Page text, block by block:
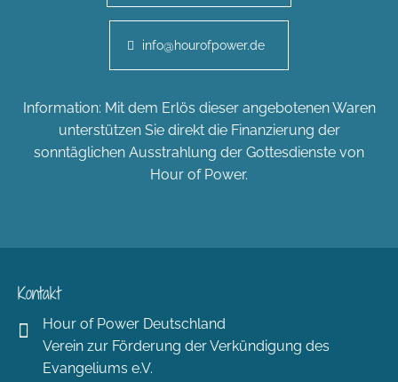
info@hourofpower.de
Information: Mit dem Erlös dieser angebotenen Waren
unterstützen Sie direkt die Finanzierung der
sonntäglichen Ausstrahlung der Gottesdienste von
Hour of Power.
Kontakt
Hour of Power Deutschland
Verein zur Förderung der Verkündigung des
Evangeliums e.V.